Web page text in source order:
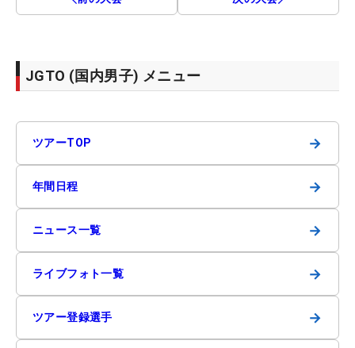
JGTO (国内男子) メニュー
ツアーTOP →
年間日程 →
ニュース一覧 →
ライブフォト一覧 →
ツアー登録選手 →